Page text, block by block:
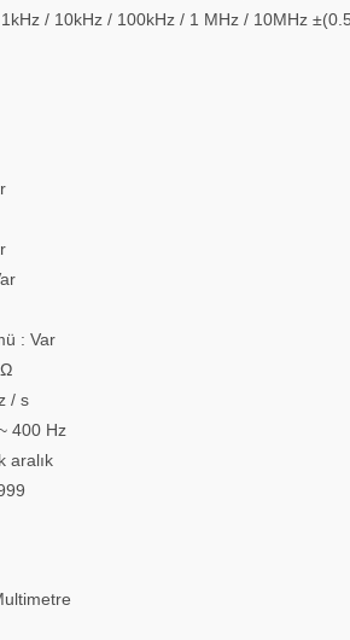
1kHz / 10kHz / 100kHz / 1 MHz / 10MHz
: Var
/ s
400 Hz
aralık